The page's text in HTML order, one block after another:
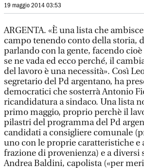
19 maggio 2014 03:53
ARGENTA. «È una lista che
campo tenendo conto della storia,
parlando con la gente, facendo
se ne vada ed ecco perché, il
del lavoro è una necessità». Così
segretario del Pd argentano, ha
democratici che sosterrà Antonio
ricandidatura a sindaco. Una lista
primo maggio, proprio perchè il
pilastri del programma del Pd
candidati a consigliere comunale
uno con le proprie caratteristiche e
frazione di provenienza) e a diversi
Andrea Baldini, capolista («per